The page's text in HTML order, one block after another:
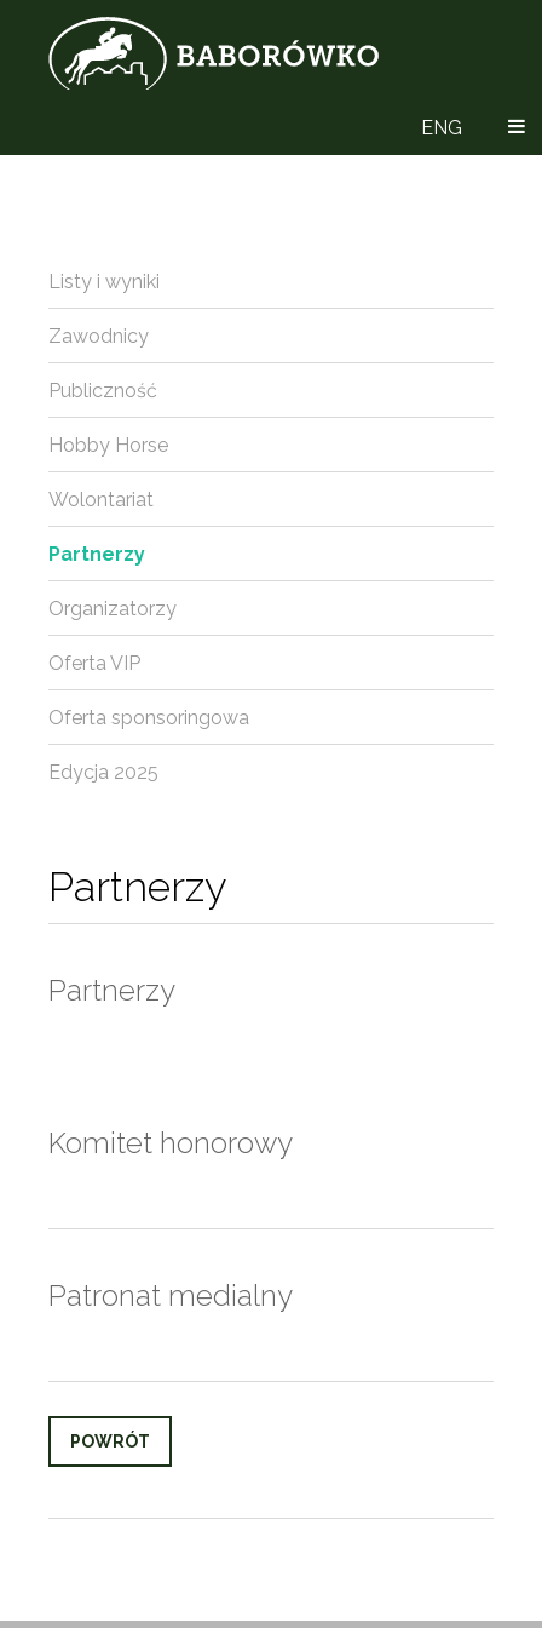
ENG
Partnerzy
Partnerzy
Komitet honorowy
Patronat medialny
POWRÓT
Listy i wyniki
Zawodnicy
Publiczność
Hobby Horse
Wolontariat
Partnerzy
Organizatorzy
Oferta VIP
Oferta sponsoringowa
Edycja 2025